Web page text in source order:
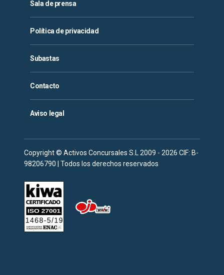
Sala de prensa
Política de privacidad
Subastas
Contacto
Aviso legal
Copyright © Activos Concursales S.L 2009 - 2026 CIF: B-
98206790 | Todos los derechos reservados